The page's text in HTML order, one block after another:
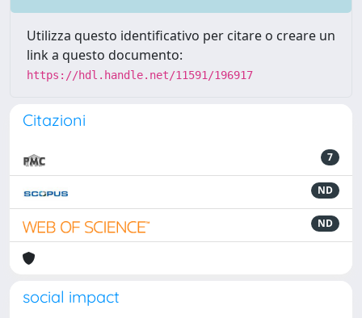
Utilizza questo identificativo per citare o creare un
link a questo documento:
https://hdl.handle.net/11591/196917
Citazioni
7
ND
ND
social impact